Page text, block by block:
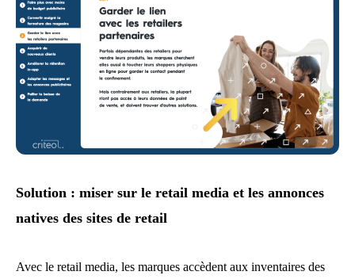
Solution : miser sur le retail media et les annonces
natives des sites de retail
Avec le retail media, les marques accèdent aux inventaires des